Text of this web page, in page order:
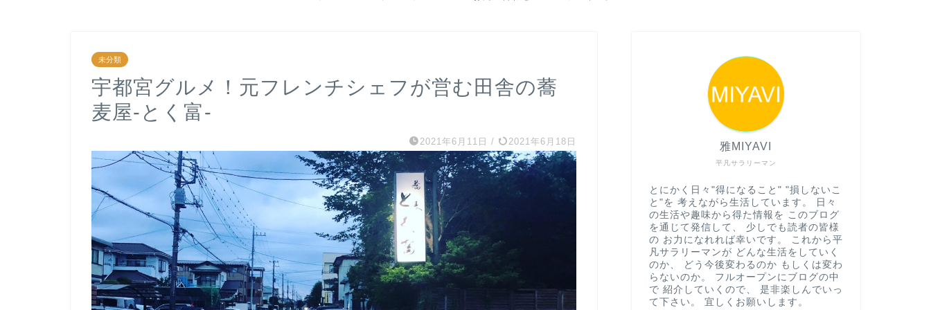
未分類
宇都宮グルメ！元フレンチシェフが営む田舎の蕎
麦屋-とく富-
2021年6月11日 / 2021年6月18日
平凡サラリーマン
雅MIYAVI
とにかく日々"得になること" "損しないこ
と"を 考えながら生活しています。 日々
の生活や趣味から得た情報を このブログ
を通じて発信して、 少しでも読者の皆様
の お力になれれば幸いです。 これから平
凡サラリーマンが どんな生活をしていく
のか、 どう今後変わるのか もしくは変わ
らないのか。 フルオープンにブログの中
で 紹介していくので、 是非楽しんでいっ
て下さい。 宜しくお願いします。